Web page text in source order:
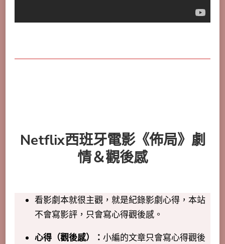
Netflix西班牙電影《佈局》劇
情＆觀後感
看影劇本就很主觀，就是紀錄影劇心得，本站
不會寫影評，只會寫心得觀後感。
心得（觀後感）： 小編的文章只會寫心得觀後